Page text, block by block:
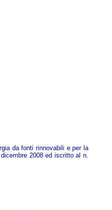
da fonti rinnovabili e per la
2008 ed iscritto al n.